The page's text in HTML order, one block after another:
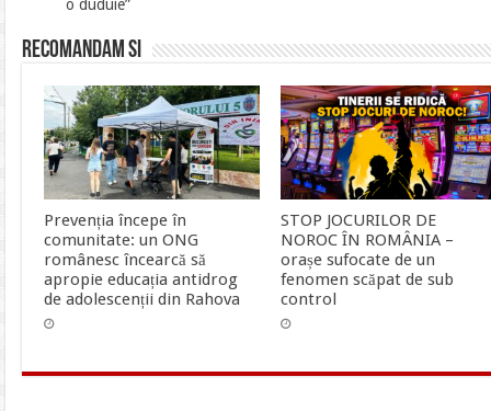
o duduie”
Recomandam si
Prevenția începe în
comunitate: un ONG
românesc încearcă să
apropie educația antidrog
de adolescenții din Rahova
STOP JOCURILOR DE
NOROC ÎN ROMÂNIA –
orașe sufocate de un
fenomen scăpat de sub
control